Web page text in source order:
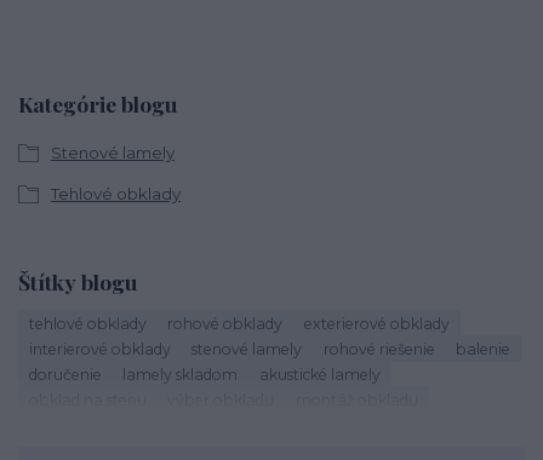
Kategórie blogu
Stenové lamely
Tehlové obklady
Štítky blogu
tehlové obklady rohové obklady
exterierové obklady
interierové obklady
stenové lamely rohové riešenie
balenie
doručenie
lamely skladom
akustické lamely